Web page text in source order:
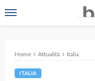
Home Attualità Italia
ITALIA